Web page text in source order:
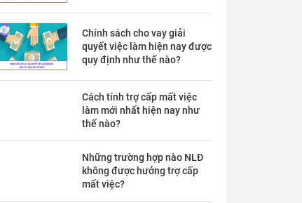
Chính sách cho vay giải
quyết việc làm hiện nay được
quy định như thế nào?
Cách tính trợ cấp mất việc
làm mới nhất hiện nay như
thế nào?
Những trường hợp nào NLĐ
không được hưởng trợ cấp
mất việc?